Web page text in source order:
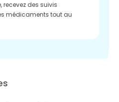
recevez des suivis
médicaments tout au